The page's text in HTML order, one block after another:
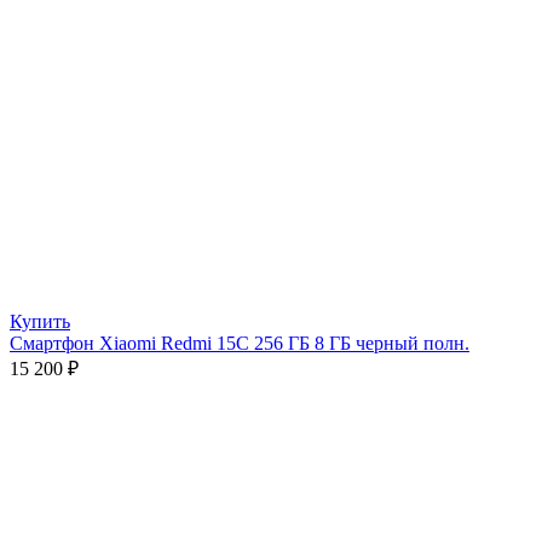
Купить
Смартфон Xiaomi Redmi 15C 256 ГБ 8 ГБ черный полн.
15 200 ₽